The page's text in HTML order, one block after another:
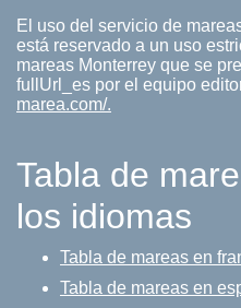
El uso del servicio de
está reservado a un uso
mareas Monterrey que se
fullUrl_es por el equipo
marea.com/.
Tabla de
los idiomas
Tabla de mareas en
Tabla de mareas en